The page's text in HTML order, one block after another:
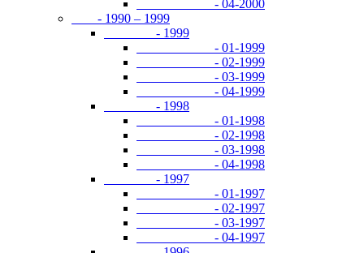
- 04-2000
- 1990 – 1999
- 1999
- 01-1999
- 02-1999
- 03-1999
- 04-1999
- 1998
- 01-1998
- 02-1998
- 03-1998
- 04-1998
- 1997
- 01-1997
- 02-1997
- 03-1997
- 04-1997